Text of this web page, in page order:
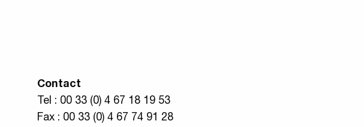
Contact
Tel : 00 33 (0) 4 67 18 19 53
Fax : 00 33 (0) 4 67 74 91 28